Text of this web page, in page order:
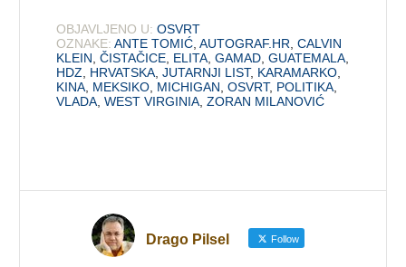
OBJAVLJENO U: OSVRT
OZNAKE: ANTE TOMIĆ ,AUTOGRAF.HR ,CALVIN
KLEIN ,ČISTAČICE ELITA ,GAMAD ,GUATEMALA
HDZ
HRVATSKA ,JUTARNJI LIST, KARAMARKO
KINA MEKSIKO MICHIGAN ,OSVRT, POLITIKA
VLADA ,WEST VIRGINIA ,ZORAN MILANOVIĆ
Drago Pilsel Follow